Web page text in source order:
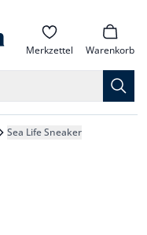
Merkzettel Warenkorb
Sea Life Sneaker